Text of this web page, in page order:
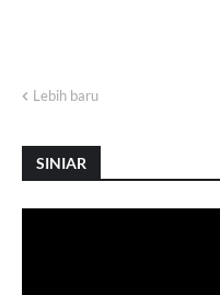
Lebih baru
SINIAR